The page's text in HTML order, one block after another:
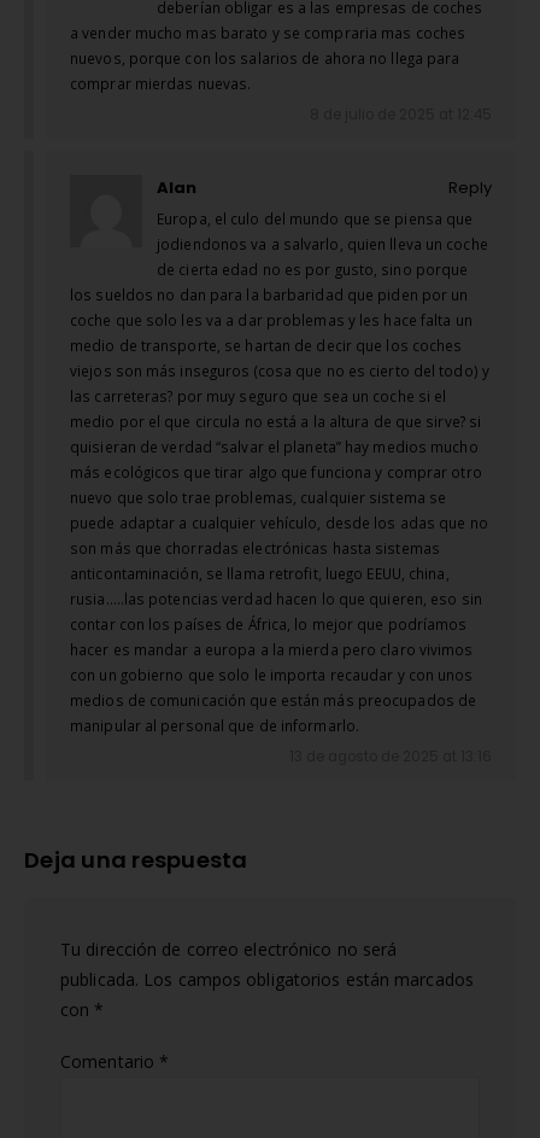
deberían obligar es a las empresas de coches
a vender mucho mas barato y se compraria mas coches
nuevos, porque con los salarios de ahora no llega para
comprar mierdas nuevas.
Alan Reply
Europa, el culo del mundo que se piensa que
jodiendonos va a salvarlo, quien lleva un coche
de cierta edad no es por gusto, sino porque
los sueldos no dan para la barbaridad que piden por un
coche que solo les va a dar problemas y les hace falta un
medio de transporte, se hartan de decir que los coches
viejos son más inseguros (cosa que no es cierto del todo) y
las carreteras? por muy seguro que sea un coche si el
medio por el que circula no está a la altura de que sirve? si
quisieran de verdad “salvar el planeta” hay medios mucho
más ecológicos que tirar algo que funciona y comprar otro
nuevo que solo trae problemas, cualquier sistema se
puede adaptar a cualquier vehículo, desde los adas que no
son más que chorradas electrónicas hasta sistemas
anticontaminación, se llama retrofit, luego EEUU, china,
rusia…..las potencias verdad hacen lo que quieren, eso sin
contar con los países de África, lo mejor que podríamos
hacer es mandar a europa a la mierda pero claro vivimos
con un gobierno que solo le importa recaudar y con unos
medios de comunicación que están más preocupados de
manipular al personal que de informarlo.
Deja una respuesta
Tu dirección de correo electrónico no será
publicada. Los campos obligatorios están marcados
con *
Comentario *